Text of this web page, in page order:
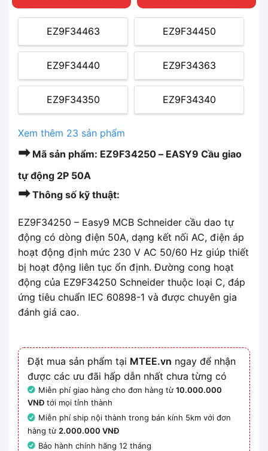
EZ9F34463 EZ9F34450
EZ9F34440 EZ9F34363
EZ9F34350 EZ9F34340
Xem thêm 23 sản phẩm
➡Mã sản phẩm: EZ9F34250 – EASY9 Cầu giao
tự động 2P 50A
➡Thông số kỹ thuật:
EZ9F34250 – Easy9 MCB Schneider cầu dao tự
động có dòng điện 50A, dạng kết nối AC, điện áp
hoạt động định mức 230 V AC 50/60 Hz giúp thiết
bị hoạt động liên tục ổn định. Đường cong hoạt
động của EZ9F34250 Schneider thuộc loại C, đáp
ứng tiêu chuẩn IEC 60898-1 và được chuyên gia
đánh giá cao.
Đặt mua sản phẩm tại MTEE.vn ngay để nhận
được các ưu đãi hấp dẫn nhất chưa từng có
Miễn phí giao hàng cho đơn hàng từ10.000.000
VNĐ tới mọi tỉnh thành
Miễn phí ship nội thành trong bán kính 5km với đơn
hàng từ 2.000.000 VNĐ
Bảo hành chính hãng 12 tháng